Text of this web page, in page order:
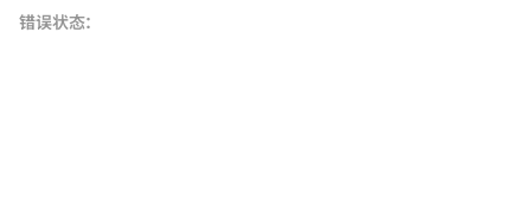
错误状态：